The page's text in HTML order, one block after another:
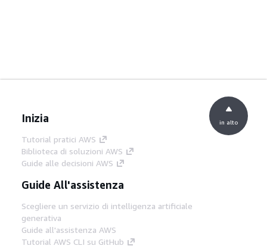
Inizia
Tutorial pratici AWS
Biblioteca di soluzioni AWS
Guide alle decisioni AWS
Guide All'assistenza
Scegliere un servizio di intelligenza artificiale
generativa
Guide all'assistenza AWS
Tutorial AWS CLI su GitHub
in alto